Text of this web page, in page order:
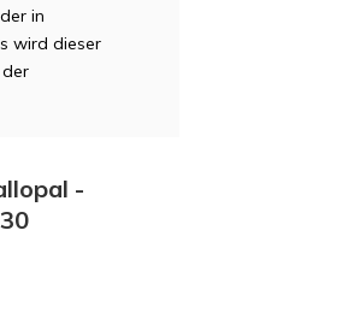
in
wird dieser
-